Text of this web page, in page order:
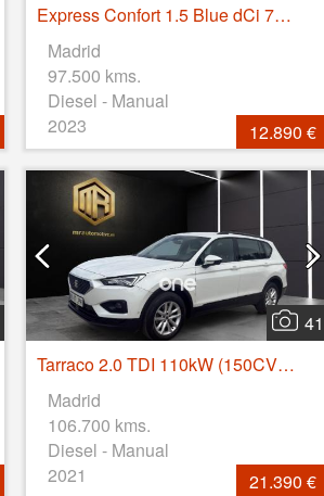
Express Confort 1.5 Blue dCi 70 kW (95 cv)
Madrid
97.500 kms.
Diesel - Manual
2023
12.890 €
41
Tarraco 2.0 TDI 110kW (150CV) S&S Style GO
Madrid
106.700 kms.
Diesel - Manual
2021
21.390 €